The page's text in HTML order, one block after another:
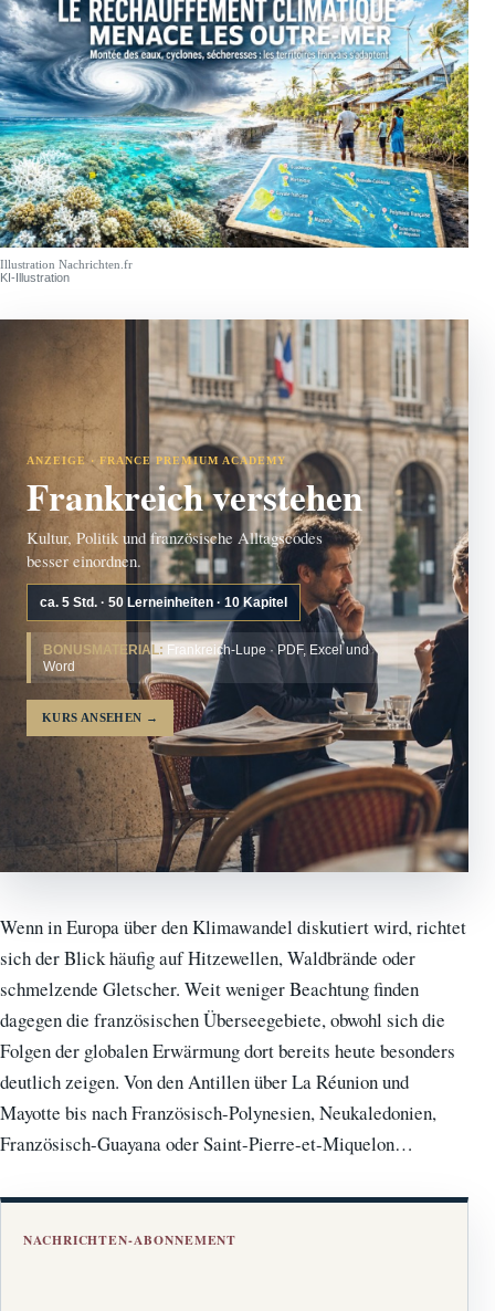
Illustration Nachrichten.fr
KI-Illustration
ANZEIGE · FRANCE PREMIUM ACADEMY
Frankreich verstehen
Kultur, Politik und französische Alltagscodes
besser einordnen.
ca. 5 Std. · 50 Lerneinheiten · 10 Kapitel
BONUSMATERIAL: Frankreich-Lupe · PDF, Excel und
Word
KURS ANSEHEN →
Wenn in Europa über den Klimawandel diskutiert wird, richtet
sich der Blick häufig auf Hitzewellen, Waldbrände oder
schmelzende Gletscher. Weit weniger Beachtung finden
dagegen die französischen Überseegebiete, obwohl sich die
Folgen der globalen Erwärmung dort bereits heute besonders
deutlich zeigen. Von den Antillen über La Réunion und
Mayotte bis nach Französisch-Polynesien, Neukaledonien,
Französisch-Guayana oder Saint-Pierre-et-Miquelon…
NACHRICHTEN-ABONNEMENT